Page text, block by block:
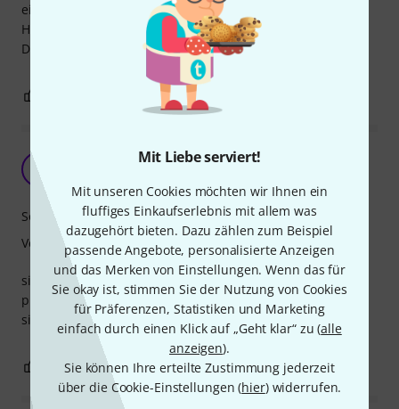
Mit Liebe serviert!
Mit unseren Cookies möchten wir Ihnen ein
fluffiges Einkaufserlebnis mit allem was
dazugehört bieten. Dazu zählen zum Beispiel
passende Angebote, personalisierte Anzeigen
und das Merken von Einstellungen. Wenn das für
Sie okay ist, stimmen Sie der Nutzung von Cookies
für Präferenzen, Statistiken und Marketing
einfach durch einen Klick auf „Geht klar“ zu (alle
anzeigen).
Sie können Ihre erteilte Zustimmung jederzeit
über die Cookie-Einstellungen (hier) widerrufen.
einzelnen Trommeln.
Habe bis jetzt immer gute Erfahrung mit diesen Overton
Dampern gemacht.Einfach Problemlos.
BEWERTUNG MELDEN
HD
sinnvolles teil,
praxisgerechte handhabung
sieht wertig aus
Soundverhalten
Verarbeitung
0 BEWERTUNG MELDEN